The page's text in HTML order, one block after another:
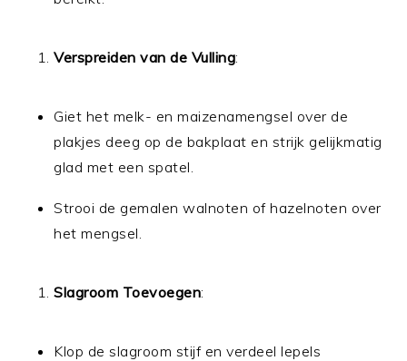
Verspreiden van de Vulling:
Giet het melk- en maizenamengsel over de
plakjes deeg op de bakplaat en strijk gelijkmatig
glad met een spatel.
Strooi de gemalen walnoten of hazelnoten over
het mengsel.
Slagroom Toevoegen:
Klop de slagroom stijf en verdeel lepels